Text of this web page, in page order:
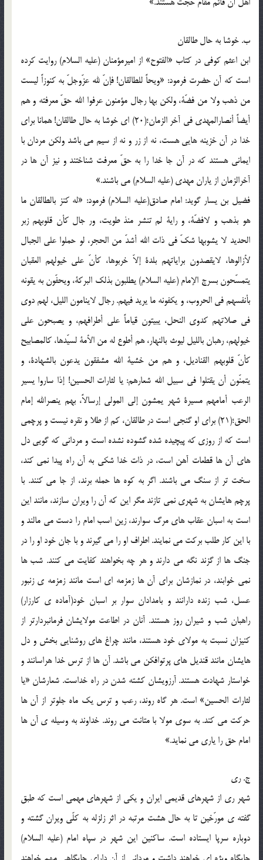
ب. خوشا به حال طالقان
ابن اعثم کوفی در کتاب «الفتوح» از امیرمؤمنان (علیه السلام) روایت کرده
است که آن حضرت فرمود: «ویحاً للطالقان! فإنّ لله عزّوجلّ به کنوزاً لیست
من ذهب ولا من فضّة، ولکن بها رجال مؤمنون عرفوا الله حقّ معرفته و هم
أیضاً أنصارالمهدی فی آخر الزمان؛(20) ای خوشا به حال طالقان! همانا برای
خدا در آن خزینه هایی هست، نه از زر و نه از سیم می باشد ولکن مردان با
ایمانی هستند که در آن جا خدا را به حقّ معرفت شناختند و نیز آن ها در
آخرالزمان از یاران مهدی (علیه السلام) می باشند.»
فضیل بن یسار گوید: امام صادق(علیه السلام) فرمود: «له کنز بالطالقان ما
هو بذهب و لافضّة، و رایة لم تنشر منذ طویت، ور جال کأن قلوبهم زبر
الحدید لا یشوبها شکّ فی ذات الله أشدّ من الحجر، لو حملوا علی الجبال
لأزالوها، لایقصدون برایاتهم بلدة إلاّ خربوها، کأنّ علی خیولهم العقبان
یتمسّحون بسرج الإمام (علیه السلام) یطلبون بذلک البرکة، ویحفّون به یقونه
بأنفسهم فی الحروب، و یکفونه ما یرید فیهم. رجال لاینامون اللیل، لهم دوی
فی صلاتهم کدوی النحل، یبیتون قیاماً علی أطرافهم، و یصبحون علی
خیولهم، رهبان باللیل لیوث بالنهار، هم أطوع له من الأمة لسیّدها، کالمصابیح
کأنّ قلوبهم القنادیل، و هم من خشیة الله مشفقون یدعون بالشهادة، و
یتمنّون أن یقتلوا فی سبیل الله شعارهم: یا لثارات الحسین! إذا ساروا یسیر
الرعب أمامهم مسیرة شهر یمشون إلی المولی إرسالاً، بهم ینصرالله إمام
الحق؛(21) برای او گنجی است در طالقان، کم از طلا و نقره نیست و پرچمی
است که از روزی که پیچیده شده گشوده نشده است و مردانی که گویی دل
های آن ها قطعات آهن است، در ذات خدا شکی به آن راه پیدا نمی کند،
سخت تر از سنگ می باشند. اگر به کوه ها حمله برند، از جا می کنند. با
پرچم هایشان به شهری نمی تازند مگر این که آن را ویران سازند، مانند این
است به اسبان عقاب های مرگ سوارند، زین اسب امام را دست می مالند و
با این کار طلب برکت می نمایند. اطراف او را می گیرند و با جان خود او را در
جنگ ها از گزند نگه می دارند و هر چه بخواهند کفایت می کنند. شب ها
نمی خوابند، در نمازشان برای آن ها زمزمه ای است مانند زمزمه ی زنبور
عسل، شب زنده دارانند و بامدادان سوار بر اسبان خود(آماده ی کارزار)
راهبان شب و شیران روز هستند. آنان در اطاعت مولایشان فرمانبردارتر از
کنیزان نسبت به مولای خود هستند، مانند چراغ های روشنایی بخش و دل
هایشان مانند قندیل های پرتوافکن می باشد. آن ها از ترس خدا هراسانند و
خواستار شهادت هستند. آرزویشان کشته شدن در راه خداست. شعارشان «یا
لثارات الحسین» است. هر گاه روند، رعب و ترس یک ماه جلوتر از آن ها
حرکت می کند. به سوی مولا با متانت می روند. خداوند به وسیله ی آن ها
امام حق را یاری می نماید.»
ج. ری
شهر ری از شهرهای قدیمی ایران و یکی از شهرهای مهمی است که طبق
گفته ی مورّخین تا به حال هشت مرتبه در اثر زلزله به کلّی ویران گشته و
دوباره سرپا ایستاده است. ساکنین این شهر در سپاه امام (علیه السلام)